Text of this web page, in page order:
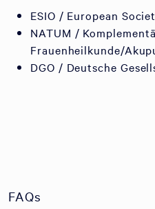
ESIO / European
NATUM /
Frauenheilkunde/
DGO / Deutsche
FAQs